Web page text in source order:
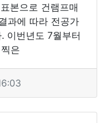
본으로 건램프매
과에 따라 전공가
이번년도 7월부터
은